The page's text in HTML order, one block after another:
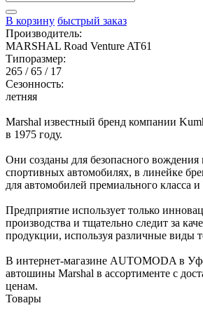
В корзину быстрый заказ
Производитель:
MARSHAL Road Venture AT61
Типоразмер:
265 / 65 / 17
Сезонность:
летняя
Marshal известный бренд компании
в 1975 году.
Они созданы для безопасного вождения
спортивных автомобилях, в линейке
для автомобилей премиального класса
Предприятие использует только
производства и тщательно следит за
продукции, используя различные виды
В интернет-магазине AUTOMODA в
автошины Marshal в ассортименте с
ценам.
Товары